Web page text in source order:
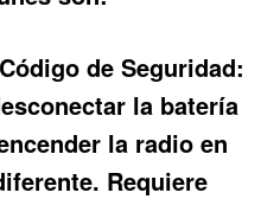
de Seguridad:
la batería
la radio en
Requiere